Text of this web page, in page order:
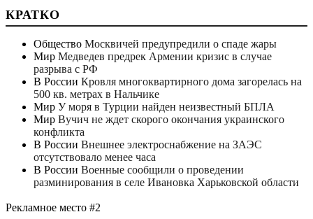
КРАТКО
Общество Москвичей предупредили о спаде жары
Мир Медведев предрек Армении кризис в случае
разрыва с РФ
В России Кровля многоквартирного дома загорелась на
500 кв. метрах в Нальчике
Мир У моря в Турции найден неизвестный БПЛА
Мир Вучич не ждет скорого окончания украинского
конфликта
В России Внешнее электроснабжение на ЗАЭС
отсутствовало менее часа
В России Военные сообщили о проведении
разминирования в селе Ивановка Харьковской области
Рекламное место #2